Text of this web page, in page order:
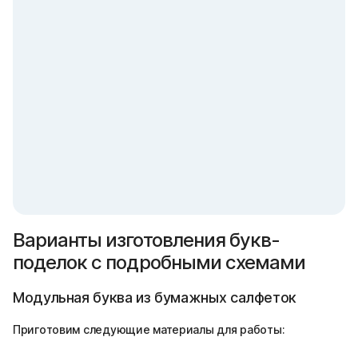
Варианты изготовления букв-
поделок с подробными схемами
Модульная буква из бумажных салфеток
Приготовим следующие материалы для работы: